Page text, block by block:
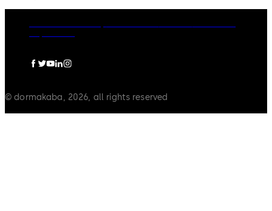
© dormakaba, 2026, all rights reserved